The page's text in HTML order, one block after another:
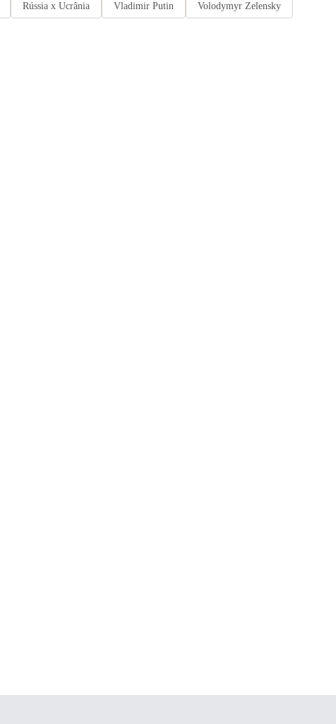
Rússia x Ucrânia Vladimir Putin Volodymyr Zelensky